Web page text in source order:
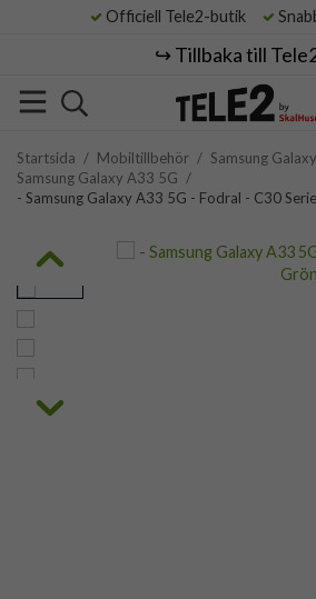
Officiell Tele2-butik
↪️ Tillbaka till
Startsida / Mobiltillbehör / Samsung Galaxy
Samsung Galaxy A33 5G /
- Samsung Galaxy A33 5G - Fodral - C30